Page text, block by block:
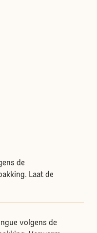
de
Laat de
volgens de